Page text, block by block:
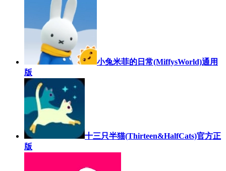
小兔米菲的日常(MiffysWorld)通用
版
十三只半猫(Thirteen&HalfCats)官方正
版